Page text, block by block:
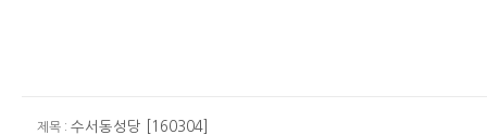
제목 : 수서동성당 [160304]